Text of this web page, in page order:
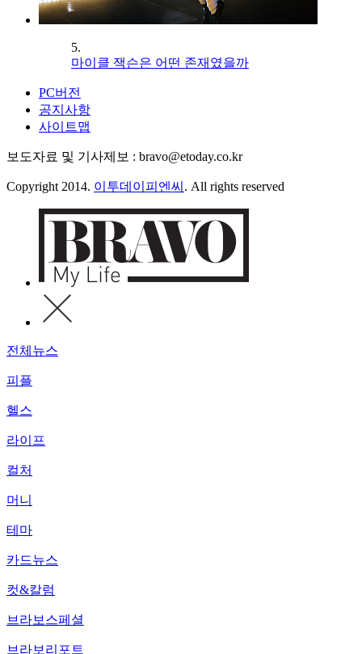
5.
마이클 잭슨은 어떤 존재였을까
PC버전
공지사항
사이트맵
보도자료 및 기사제보 : bravo@etoday.co.kr
Copyright 2014. 이투데이피엔씨 . All rights reserved
전체뉴스
피플
헬스
라이프
컬처
머니
테마
카드뉴스
컷&칼럼
브라보스페셜
브라보리포트